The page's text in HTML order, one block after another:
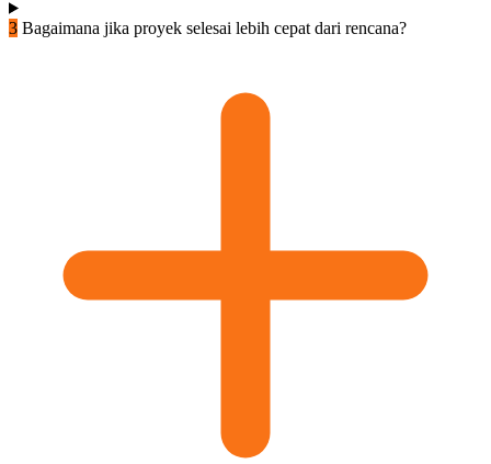
3 Bagaimana jika proyek selesai lebih cepat dari rencana?